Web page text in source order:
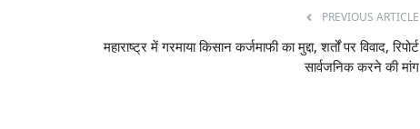
PREVIOUS ARTICLE
महाराष्ट्र में गरमाया किसान कर्जमाफी का मुद्दा, शर्तों पर विवाद, रिपोर्ट
सार्वजनिक करने की मांग